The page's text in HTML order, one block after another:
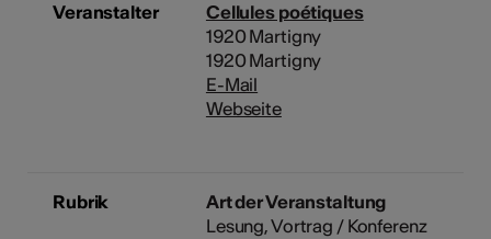
Veranstalter
Cellules poétiques
1920 Martigny
1920 Martigny
E-Mail
Webseite
Rubrik
Art der Veranstaltung
Lesung Vortrag / Konferenz